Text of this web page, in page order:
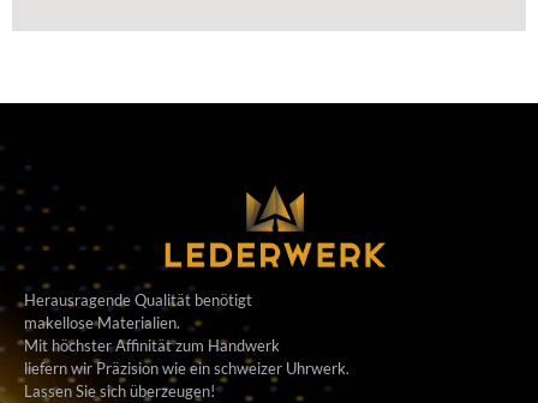
Herausragende Qualität benötigt
makellose Materialien.
Mit höchster Affinität zum Handwerk
liefern wir Präzision wie ein schweizer Uhrwerk.
Lassen Sie sich überzeugen!